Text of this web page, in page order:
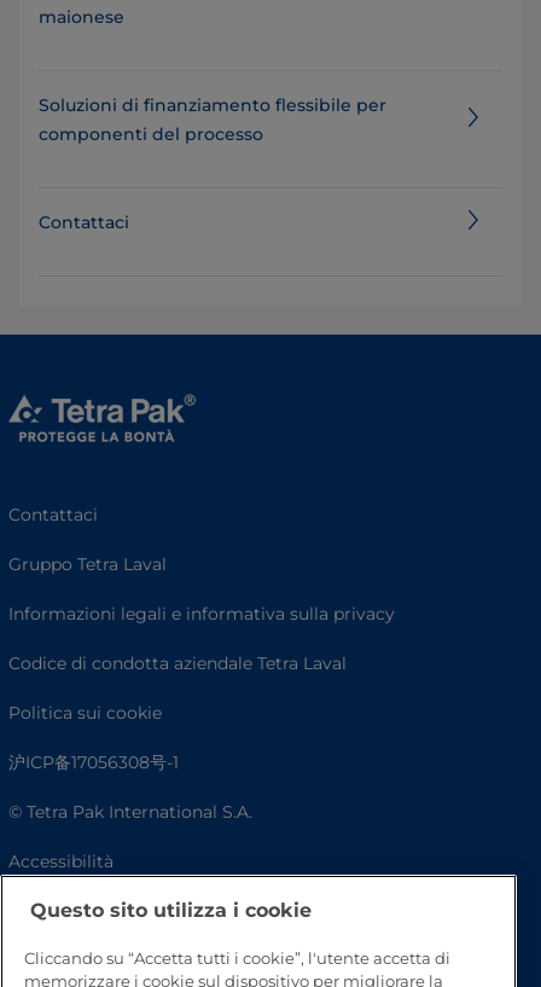
maionese
Soluzioni di finanziamento flessibile per
componenti del processo
Contattaci
Contattaci
Gruppo Tetra Laval
Informazioni legali e informativa sulla privacy
Codice di condotta aziendale Tetra Laval
Politica sui cookie
沪ICP备17056308号-1
© Tetra Pak International S.A.
Accessibilità
FAQQuesto sito utilizza i cookie
Cliccando su “Accetta tutti i cookie”, l'utente accetta di
memorizzare i cookie sul dispositivo per migliorare la